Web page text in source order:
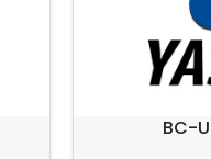
BC-